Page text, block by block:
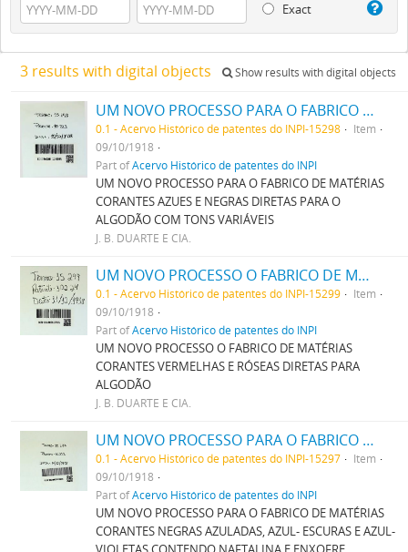
Exact
3 results with digital objects Show results with digital objects
UM NOVO PROCESSO PARA O FABRICO DE MATERIAS CORANTES AZUES E NEGRAS DIRECTAS PARA O ALGODÃO COM TONS VARIAVEIS
0.1 - Acervo Histórico de patentes do INPI-15298
Item
09/10/1918
Part ofAcervo Histórico de patentes do INPI
UM NOVO PROCESSO PARA O FABRICO DE MATÉRIAS
CORANTES AZUES E NEGRAS DIRETAS PARA O
ALGODÃO COM TONS VARIÁVEIS
J. B. DUARTE E CIA.
UM NOVO PROCESSO O FABRICO DE MATERIAS CORANTES VERMELHAS E ROSEAS DIRECTAS PARA ALGODÃO
0.1 - Acervo Histórico de patentes do INPI-15299
Item
09/10/1918
Part ofAcervo Histórico de patentes do INPI
UM NOVO PROCESSO O FABRICO DE MATÉRIAS
CORANTES VERMELHAS E RÓSEAS DIRETAS PARA
ALGODÃO
J. B. DUARTE E CIA.
UM NOVO PROCESSO PARA O FABRICO DE MATERIAS CORANTES NEGRAS AZULADAS, AZUL- ESCURAS E AZUL-VIOLETAS CONTENDO NAPHTALINA E ENXOFRE
0.1 - Acervo Histórico de patentes do INPI-15297
Item
09/10/1918
Part ofAcervo Histórico de patentes do INPI
UM NOVO PROCESSO PARA O FABRICO DE MATÉRIAS
CORANTES NEGRAS AZULADAS, AZUL- ESCURAS E AZUL-